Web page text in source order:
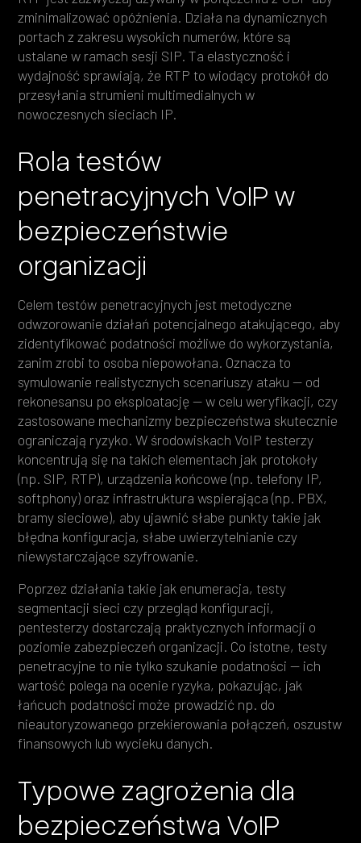
zminimalizować opóźnienia. Działa na dynamicznych
portach z zakresu wysokich numerów, które są
ustalane w ramach sesji SIP. Ta elastyczność i
wydajność sprawiają, że RTP to wiodący protokół do
przesyłania strumieni multimedialnych w
nowoczesnych sieciach IP.
Rola testów
penetracyjnych VoIP w
bezpieczeństwie
organizacji
Celem testów penetracyjnych jest metodyczne
odwzorowanie działań potencjalnego atakującego, aby
zidentyfikować podatności możliwe do wykorzystania,
zanim zrobi to osoba niepowołana. Oznacza to
symulowanie realistycznych scenariuszy ataku — od
rekonesansu po eksploatację — w celu weryfikacji, czy
zastosowane mechanizmy bezpieczeństwa skutecznie
ograniczają ryzyko. W środowiskach VoIP testerzy
koncentrują się na takich elementach jak protokoły
(np. SIP, RTP), urządzenia końcowe (np. telefony IP,
softphony) oraz infrastruktura wspierająca (np. PBX,
bramy sieciowe), aby ujawnić słabe punkty takie jak
błędna konfiguracja, słabe uwierzytelnianie czy
niewystarczające szyfrowanie.
Poprzez działania takie jak enumeracja, testy
segmentacji sieci czy przegląd konfiguracji,
pentesterzy dostarczają praktycznych informacji o
poziomie zabezpieczeń organizacji. Co istotne, testy
penetracyjne to nie tylko szukanie podatności — ich
wartość polega na ocenie ryzyka, pokazując, jak
łańcuch podatności może prowadzić np. do
nieautoryzowanego przekierowania połączeń, oszustw
finansowych lub wycieku danych.
Typowe zagrożenia dla
bezpieczeństwa VoIP